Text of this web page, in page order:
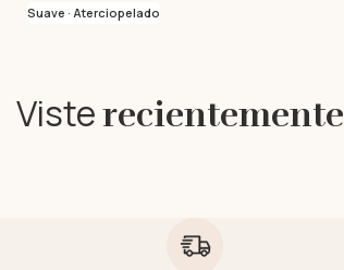
Suave · Aterciopelado
Visterecientemente